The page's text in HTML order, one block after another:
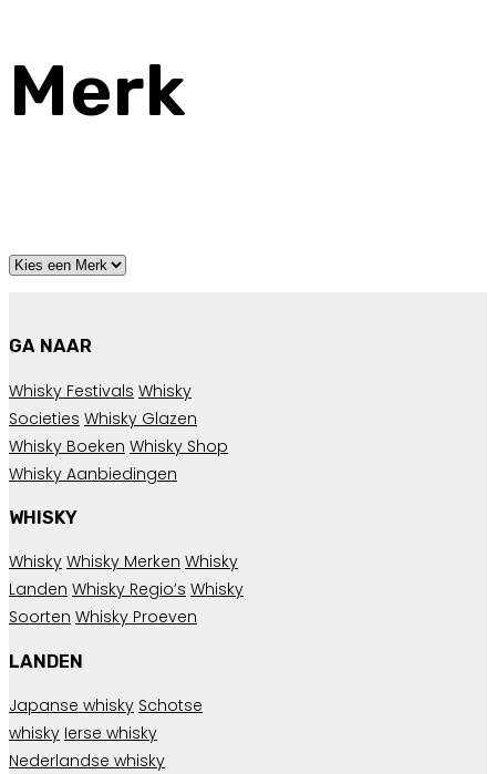
Merk
GA NAAR
Whisky Festivals Whisky
Societies Whisky Glazen
Whisky Boeken Whisky Shop
Whisky Aanbiedingen
WHISKY
Whisky Whisky Merken Whisky
Landen Whisky Regio’s Whisky
Soorten Whisky Proeven
LANDEN
Japanse whisky Schotse
whisky Ierse whisky
Nederlandse whisky